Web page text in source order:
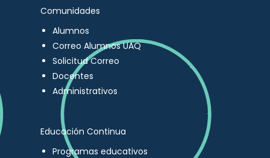
Comunidades
Alumnos
Correo Alumnos UAQ
Solicitud Correo
Docentes
Administrativos
Educación Continua
Programas educativos